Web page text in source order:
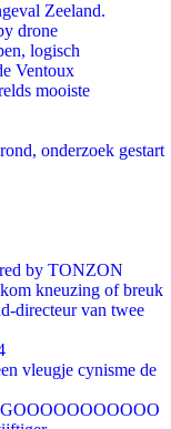
Zeeland.
drone
logisch
Ventoux
mooiste
onderzoek gestart
by TONZON
kneuzing of breuk
directeur van twee
vleugje cynisme de